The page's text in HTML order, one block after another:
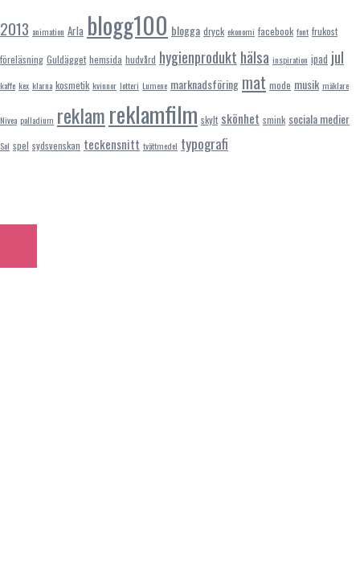
2013 animation Arla blogg100 blogga dryck ekonomi facebook font frukost
föreläsning Guldägget hemsida hudvård hygienprodukt hälsa inspiration ipad jul
kaffe kex klarna kosmetik kvinnor lotteri Lumene marknadsföring mat mode musik mäklare
Nivea palladium reklamreklamfilm skylt skönhet smink sociala medier
Sol spel sydsvenskan teckensnitt tvättmedel typografi